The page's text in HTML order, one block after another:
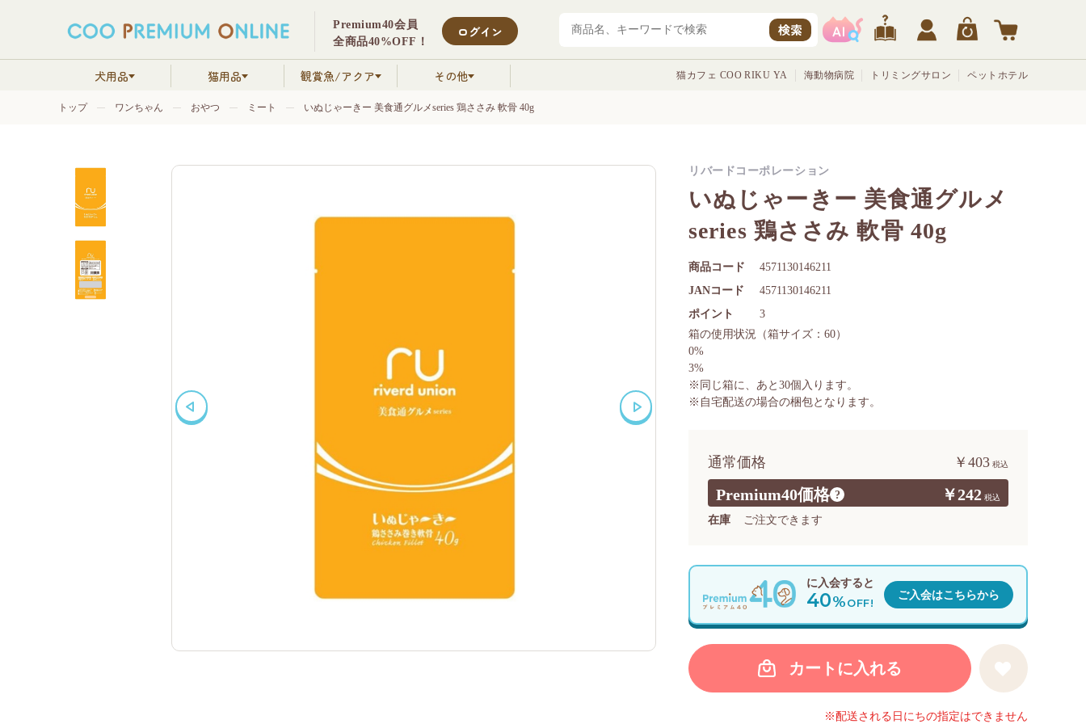
Premium40会員
全商品40%OFF！
ログイン 検索
犬用品 猫用品 観賞魚/アクア その他 猫カフェ COO RIKU YA 海動物病院 トリミングサロン ペットホテル
トップ ワンちゃん おやつ ミート いぬじゃーきー 美食通グルメseries 鶏ささみ 軟骨 40g
いぬじゃーきー 美食通グルメ
series 鶏ささみ 軟骨 40g
Premium40価格 ? ￥242
通常価格 ￥403
在庫 ご注文できます
商品コード 4571130146211
ポイント 3
JANコード 4571130146211
カートに入れる
箱の使用状況 （箱サイズ：60）
0%
3%
※同じ箱に、あと 30個入ります。
※自宅配送の場合の梱包となります。
リバードコーポレーション
※配送される日にちの指定はできません
に入会すると
40%OFF!
ご入会はこちらから